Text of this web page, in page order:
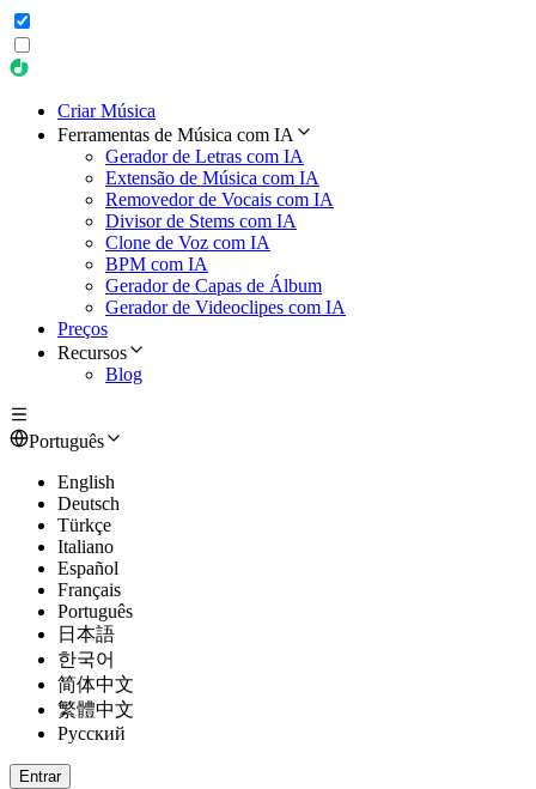
Criar Música
Ferramentas de Música com IA
Gerador de Letras com IA
Extensão de Música com IA
Removedor de Vocais com IA
Divisor de Stems com IA
Clone de Voz com IA
BPM com IA
Gerador de Capas de Álbum
Gerador de Videoclipes com IA
Preços
Recursos
Blog
Português
English
Deutsch
Türkçe
Italiano
Español
Français
Português
日本語
한국어
简体中文
繁體中文
Русский
Entrar